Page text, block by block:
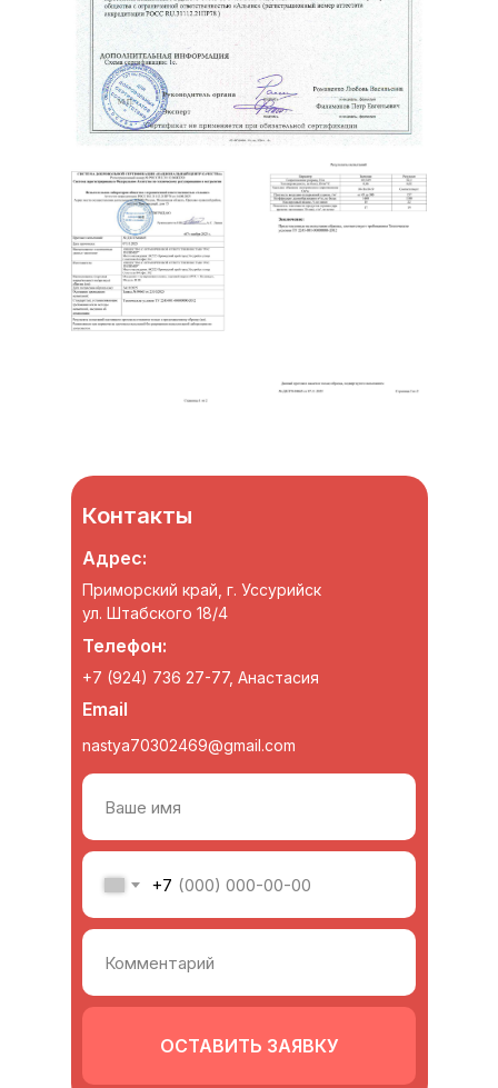
Email
nastya70302469@gmail.com
Телефон:
+7 (924) 736 27-77, Анастасия
Адрес:
Приморский край, г. Уссурийск
ул. Штабского 18/4
Контакты
+7
ОСТАВИТЬ ЗАЯВКУ